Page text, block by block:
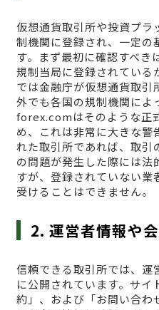
仮想通貨取引所や投資プラ
制機関に登録され、一定の
す。まず最初に確認すべき
規制当局に登録されている
では金融庁が仮想通貨取引
外でも各国の規制機関に
forex.comはそのような正
め、これは非常に大きな警
れた取引所であれば、取引
の問題が発生した際には法
すが、登録されていない業
受けることはできません。
2. 運営者情報や
信頼できる取引所では、運
に公開されています。サイ
約」、および「お問い合わ